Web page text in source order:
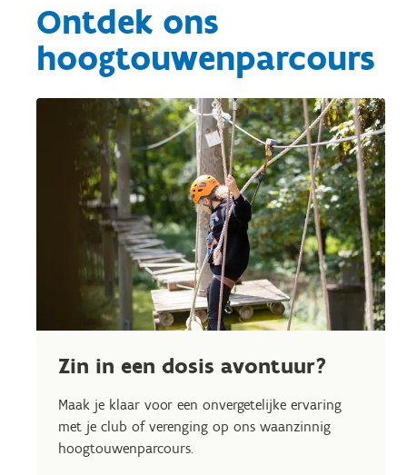
Ontdek ons
hoogtouwenparcours
Zin in een dosis avontuur?
Maak je klaar voor een onvergetelijke ervaring
met je club of verenging op ons waanzinnig
hoogtouwenparcours.